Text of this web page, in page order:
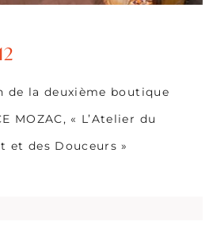
de la deuxième boutique
MOZAC, « L’Atelier du
et des Douceurs »